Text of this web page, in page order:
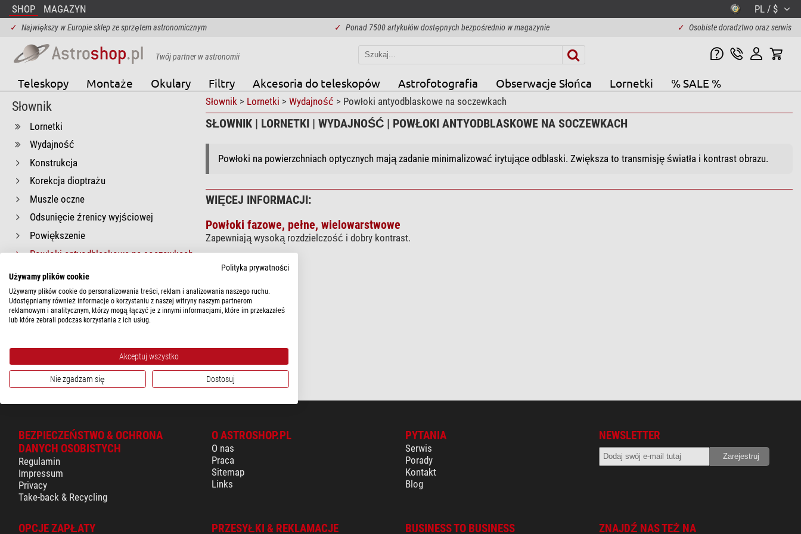
SHOP MAGAZYN PL / $
✓ Największy w Europie sklep ze sprzętem astronomicznym ✓ Ponad 7500 artykułów dostępnych bezpośrednio w magazynie ✓ Osobiste doradztwo oraz serwis
Twój partner w astronomii
Teleskopy Montaże Okulary Filtry Akcesoria do teleskopów Astrofotografia Obserwacje Słońca Lornetki % SALE %
Słownik
Lornetki
Wydajność
Konstrukcja
Korekcja dioptrażu
Muszle oczne
Odsunięcie źrenicy wyjściowej
Powiększenie
Powłoki antyodblaskowe na soczewkach
Powłoki fazowe, pełne, wielowarstwowe
Rodzaj szkła optycznego
Ustawianie ostrości
Zakres rozstawu okularów
Średnica obiektywów
Źrenica wyjściowa
Słownik > Lornetki > Wydajność > Powłoki antyodblaskowe na soczewkach
SŁOWNIK | LORNETKI | WYDAJNOŚĆ | POWŁOKI ANTYODBLASKOWE NA SOCZEWKACH
Powłoki na powierzchniach optycznych mają zadanie minimalizować irytujące odblaski. Zwiększa to transmisję światła i kontrast obrazu.
WIĘCEJ INFORMACJI:
Powłoki fazowe, pełne, wielowarstwowe
Zapewniają wysoką rozdzielczość i dobry kontrast.
BEZPIECZEŃSTWO & OCHRONA
DANYCH OSOBISTYCH
Regulamin
Impressum
Privacy
Take-back & Recycling
O ASTROSHOP.PL
O nas
Praca
Sitemap
Links
PYTANIA
Serwis
Porady
Kontakt
Blog
NEWSLETTER
OPCJE ZAPŁATY PRZESYŁKI & REKLAMACJE BUSINESS TO BUSINESS ZNAJDŹ NAS TEŻ NA
Polityka prywatności
Używamy plików cookie
Używamy plików cookie do personalizowania treści, reklam i analizowania naszego ruchu.
Udostępniamy również informacje o korzystaniu z naszej witryny naszym partnerom
reklamowym i analitycznym, którzy mogą łączyć je z innymi informacjami, które im przekazałeś
lub które zebrali podczas korzystania z ich usług.
Akceptuj wszystko
Nie zgadzam się Dostosuj